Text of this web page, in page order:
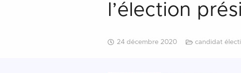
l’élection
24 décembre 2020 candidat